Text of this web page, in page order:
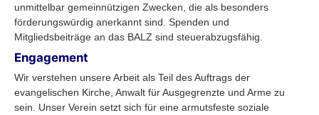
unmittelbar gemeinnützigen Zwecken, die als besonders
förderungswürdig anerkannt sind. Spenden und
Mitgliedsbeiträge an das BALZ sind steuerabzugsfähig.
Engagement
Wir verstehen unsere Arbeit als Teil des Auftrags der
evangelischen Kirche, Anwalt für Ausgegrenzte und Arme zu
sein. Unser Verein setzt sich für eine armutsfeste soziale